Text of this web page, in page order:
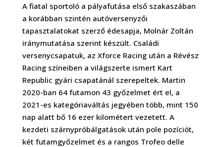
A fiatal sportoló a pályafutása első szakaszában
a korábban szintén autóversenyzői
tapasztalatokat szerző édesapja, Molnár Zoltán
iránymutatása szerint készült. Családi
versenycsapatuk, az Xforce Racing után a Révész
Racing színeiben a világszerte ismert Kart
Republic gyári csapatánál szerepeltek. Martin
2020-ban 64 futamon 43 győzelmet ért el, a
2021-es kategóriaváltás jegyében több, mint 150
nap alatt bő 16 ezer kilométert vezetett. A
kezdeti szárnypróbálgatások után pole pozíciót,
két futamgyőzelmet és a rangos Trofeo delle